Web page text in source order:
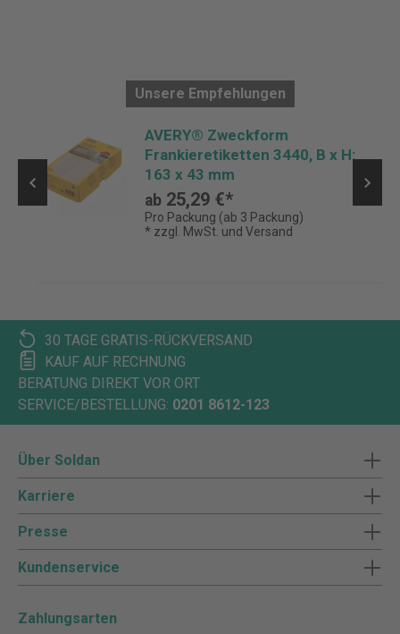
Unsere Empfehlungen
AVERY® Zweckform
Frankieretiketten 3440, B x H:
163 x 43 mm
ab 25,29 €*
Pro Packung (ab 3 Packung)
* zzgl. MwSt. und Versand
30 TAGE GRATIS-RÜCKVERSAND
KAUF AUF RECHNUNG
BERATUNG DIREKT VOR ORT
SERVICE/BESTELLUNG: 0201 8612-123
Über Soldan
Karriere
Presse
Kundenservice
Zahlungsarten